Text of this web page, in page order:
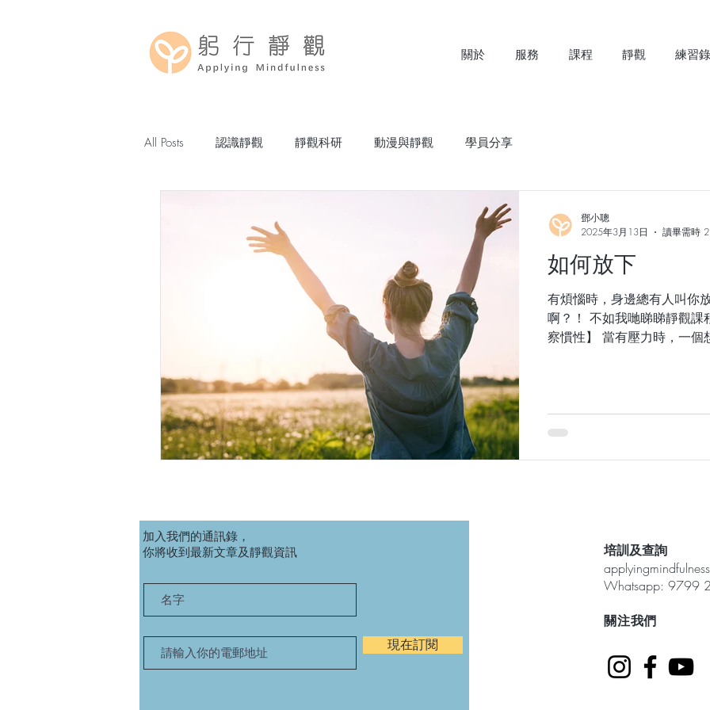
關於 服務 課程 靜觀 練習
All Posts 認識靜觀 靜觀科研 動漫與靜觀 學員分享
如何放下
有煩惱時，身邊總有人叫你
啊？！ 不如我哋睇睇靜觀課
察慣性】 當有壓力時，一個
鄧小聰
2025年3月13日
讀畢需時
加入我們的通訊錄，
你將收到最新文章及靜觀資訊
現在訂閱
培訓及查詢
Whatsapp: 9799
​關注我們